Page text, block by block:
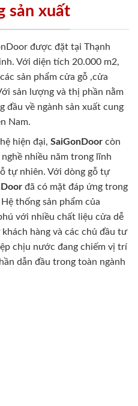
sản xuất
được đặt tại Thạnh
Với diện tích 20.000 m2,
sản phẩm cửa gỗ ,cửa
sản lượng và thị phần nằm
đầu về ngành sản xuất cung
Nam.
hiện đại, SaiGonDoor còn
nhiều năm trong lĩnh
tự nhiên. Với dòng gỗ tự
đã có mặt đáp ứng trong
thống sản phẩm của
với nhiều chất liệu cửa dễ
hàng và các chủ đầu tư
chịu nước đang chiếm vị trí
dẫn đầu trong toàn ngành